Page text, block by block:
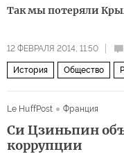
Так мы потеряли
12 ФЕВРАЛЯ 2014, 11:50
История Общество
Le HuffPost Франция
Си Цзиньпин
коррупции